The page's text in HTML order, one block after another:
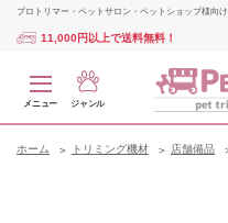
プロトリマー・ペットサロン・ペットショップ様向
11,000円以上で送料無料！
メニュー ジャンル
ホーム トリミング機材 店舗備品